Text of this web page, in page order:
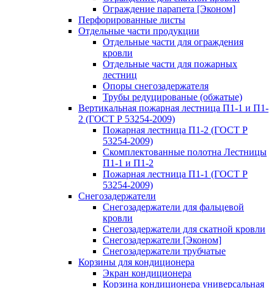
Ограждение парапета [Эконом]
Перфорированные листы
Отдельные части продукции
Отдельные части для ограждения
кровли
Отдельные части для пожарных
лестниц
Опоры снегозадержателя
Трубы редуцированые (обжатые)
Вертикальная пожарная лестница П1-1 и П1-
2 (ГОСТ Р 53254-2009)
Пожарная лестница П1-2 (ГОСТ Р
53254-2009)
Скомплектованные полотна Лестницы
П1-1 и П1-2
Пожарная лестница П1-1 (ГОСТ Р
53254-2009)
Снегозадержатели
Снегозадержатели для фальцевой
кровли
Снегозадержатели для скатной кровли
Снегозадержатели [Эконом]
Снегозадержатели трубчатые
Корзины для кондиционера
Экран кондиционера
Корзина кондиционера универсальная